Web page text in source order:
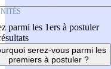
parmi les 1ers à postuler
serez-vous parmi les
premiers à postuler ?